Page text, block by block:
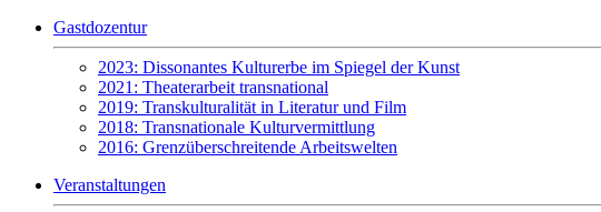
Gastdozentur
2023: Dissonantes Kulturerbe im Spiegel der Kunst
2021: Theaterarbeit transnational
2019: Transkulturalität in Literatur und Film
2018: Transnationale Kulturvermittlung
2016: Grenzüberschreitende Arbeitswelten
Veranstaltungen